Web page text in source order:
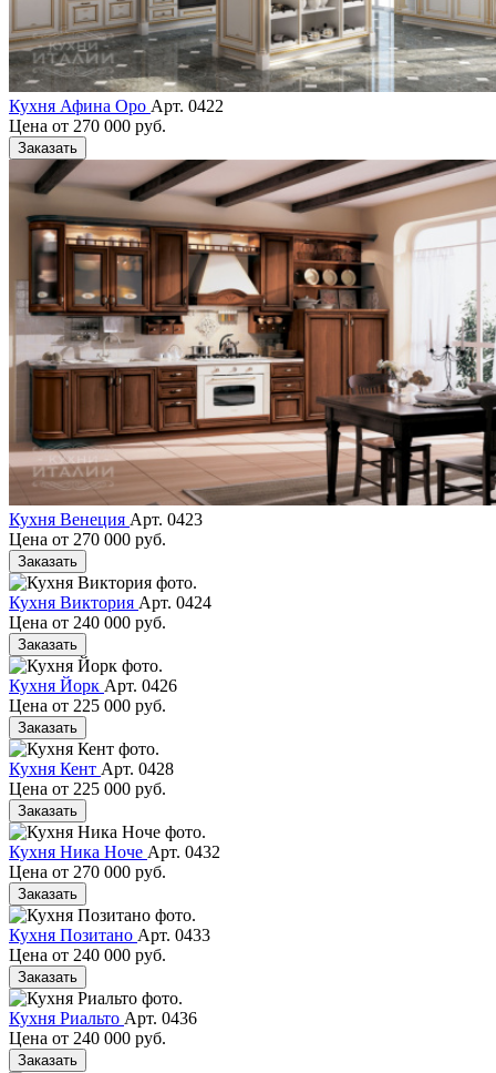
Кухня Афина Оро Арт. 0422
Цена от 270 000 руб.
Заказать
Кухня Венеция Арт. 0423
Цена от 270 000 руб.
Заказать
Кухня Виктория Арт. 0424
Цена от 240 000 руб.
Заказать
Кухня Йорк Арт. 0426
Цена от 225 000 руб.
Заказать
Кухня Кент Арт. 0428
Цена от 225 000 руб.
Заказать
Кухня Ника Ноче Арт. 0432
Цена от 270 000 руб.
Заказать
Кухня Позитано Арт. 0433
Цена от 240 000 руб.
Заказать
Кухня Риальто Арт. 0436
Цена от 240 000 руб.
Заказать